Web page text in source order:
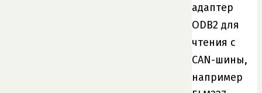
адаптер
ODB2 для
чтения с
CAN-шины,
например